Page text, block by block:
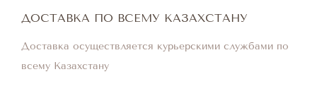
ДОСТАВКА ПО ВСЕМУ КАЗАХСТАНУ
Доставка осуществляется курьерскими службами по
всему Казахстану